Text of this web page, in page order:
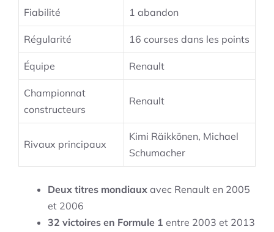
Fiabilité 1 abandon
Régularité 16 courses dans les points
Équipe Renault
Championnat
constructeurs
Renault
Rivaux principaux
Kimi Räikkönen, Michael
Schumacher
Deux titres mondiaux avec Renault en 2005
et 2006
32 victoires en Formule 1 entre 2003 et 2013